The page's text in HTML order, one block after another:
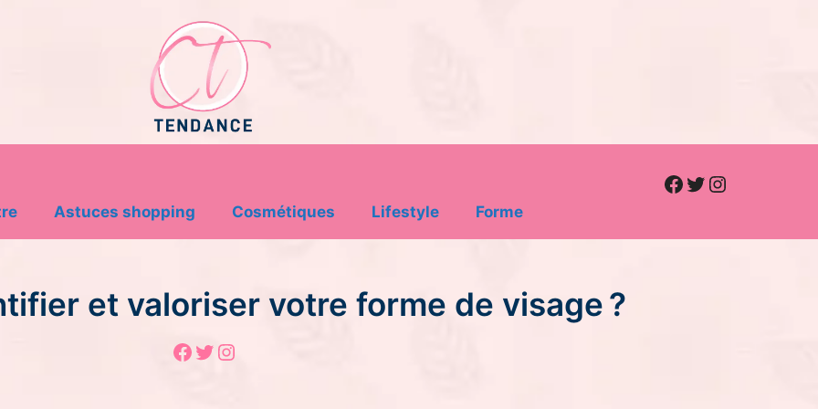
Astuces shopping Cosmétiques Lifestyle Forme
Facebook
Twitter
Instagram
et valoriser votre forme de visage ?
Facebook
Twitter
Instagram